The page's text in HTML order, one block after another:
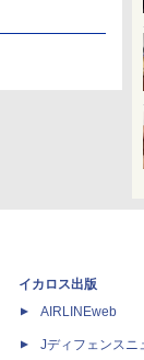
イカロス出版
AIRLINEweb
Jディフェンスニ